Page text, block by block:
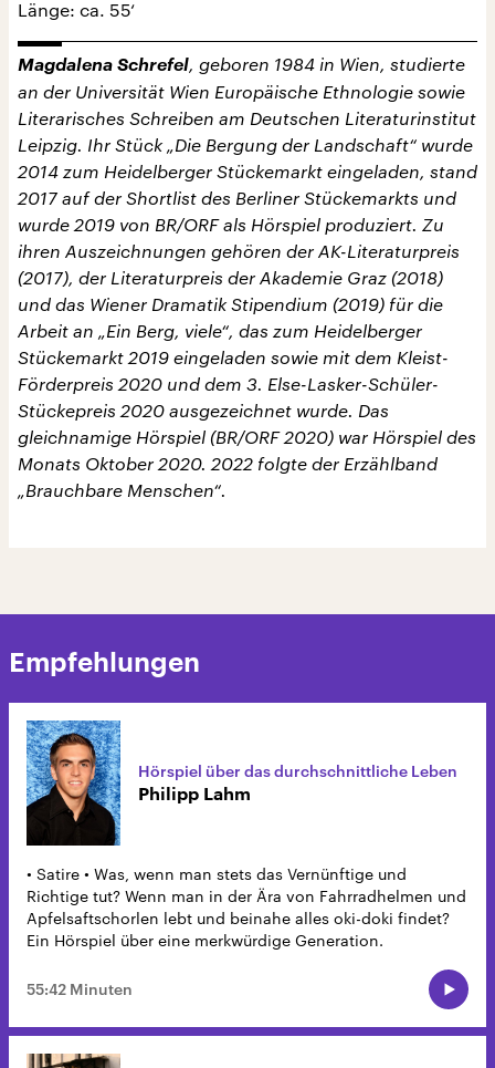
Länge: ca. 55‘
Magdalena Schrefel, geboren 1984 in Wien, studierte
an der Universität Wien Europäische Ethnologie sowie
Literarisches Schreiben am Deutschen Literaturinstitut
Leipzig. Ihr Stück „Die Bergung der Landschaft“ wurde
2014 zum Heidelberger Stückemarkt eingeladen, stand
2017 auf der Shortlist des Berliner Stückemarkts und
wurde 2019 von BR/ORF als Hörspiel produziert. Zu
ihren Auszeichnungen gehören der AK-Literaturpreis
(2017), der Literaturpreis der Akademie Graz (2018)
und das Wiener Dramatik Stipendium (2019) für die
Arbeit an „Ein Berg, viele“, das zum Heidelberger
Stückemarkt 2019 eingeladen sowie mit dem Kleist-
Förderpreis 2020 und dem 3. Else-Lasker-Schüler-
Stückepreis 2020 ausgezeichnet wurde. Das
gleichnamige Hörspiel (BR/ORF 2020) war Hörspiel des
Monats Oktober 2020. 2022 folgte der Erzählband
„Brauchbare Menschen“.
Empfehlungen
Hörspiel über das durchschnittliche Leben
Philipp Lahm
• Satire • Was, wenn man stets das Vernünftige und
Richtige tut? Wenn man in der Ära von Fahrradhelmen und
Apfelsaftschorlen lebt und beinahe alles oki-doki findet?
Ein Hörspiel über eine merkwürdige Generation.
55:42 Minuten